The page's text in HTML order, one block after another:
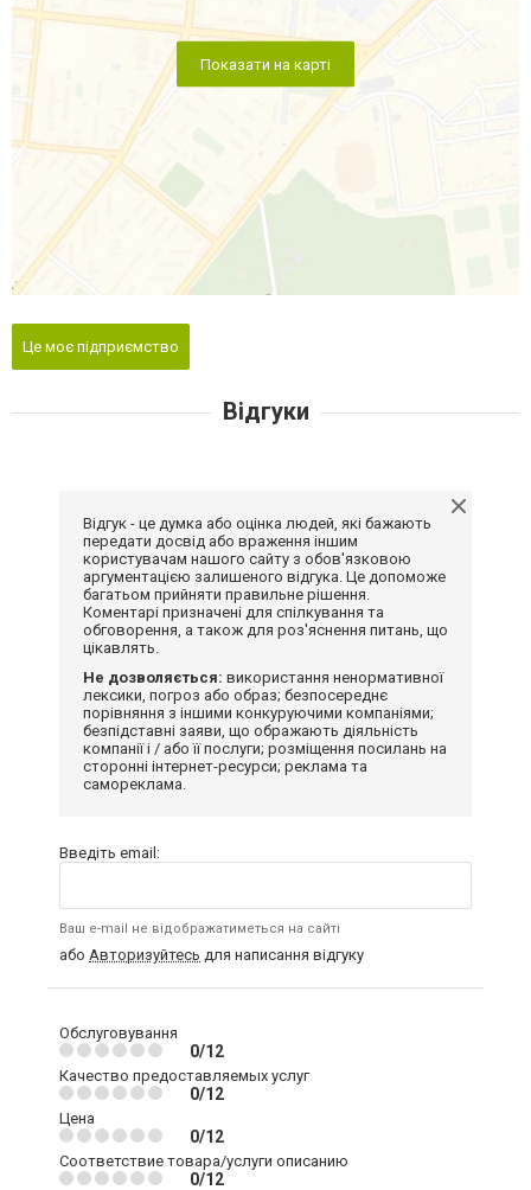
Показати на карті
Це моє підприємство
Відгуки
Відгук - це думка або оцінка людей, які бажають
передати досвід або враження іншим
користувачам нашого сайту з обов'язковою
аргументацією залишеного відгука. Це допоможе
багатьом прийняти правильне рішення.
Коментарі призначені для спілкування та
обговорення, а також для роз'яснення питань, що
цікавлять.
Не дозволяється: використання ненормативної
лексики, погроз або образ; безпосереднє
порівняння з іншими конкуруючими компаніями;
безпідставні заяви, що ображають діяльність
компанії і / або її послуги; розміщення посилань на
сторонні інтернет-ресурси; реклама та
самореклама.
Введіть email:
Ваш e-mail не відображатиметься на сайті
або Авторизуйтесь для написання відгуку
Обслуговування
0/12
Качество предоставляемых услуг
0/12
Цена
0/12
Соответствие товара/услуги описанию
0/12